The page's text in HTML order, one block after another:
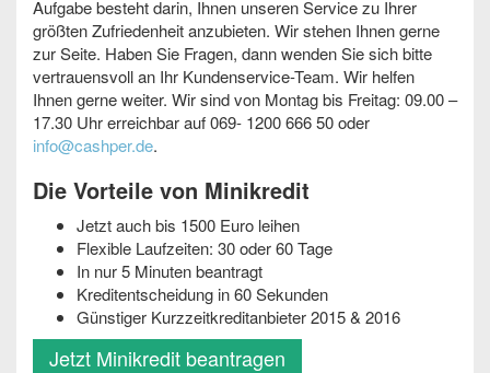
Aufgabe besteht darin, Ihnen unseren Service zu Ihrer
größten Zufriedenheit anzubieten. Wir stehen Ihnen gerne
zur Seite. Haben Sie Fragen, dann wenden Sie sich bitte
vertrauensvoll an Ihr Kundenservice-Team. Wir helfen
Ihnen gerne weiter. Wir sind von Montag bis Freitag: 09.00 –
17.30 Uhr erreichbar auf 069- 1200 666 50 oder
info@cashper.de.
Die Vorteile von Minikredit
Jetzt auch bis 1500 Euro leihen
Flexible Laufzeiten: 30 oder 60 Tage
In nur 5 Minuten beantragt
Kreditentscheidung in 60 Sekunden
Günstiger Kurzzeitkreditanbieter 2015 & 2016
Jetzt Minikredit beantragen